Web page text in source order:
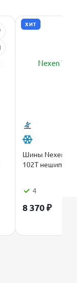
ХИТ
Шины Nexen
102T
4
8 370₽